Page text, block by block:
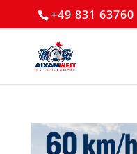
+49 831 63760